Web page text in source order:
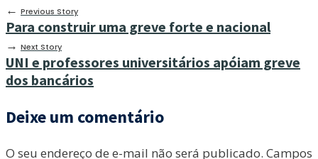
← Previous Story
Para construir uma greve forte e nacional
→ Next Story
UNI e professores universitários apóiam greve
dos bancários
Deixe um comentário
O seu endereço de e-mail não será publicado. Campos